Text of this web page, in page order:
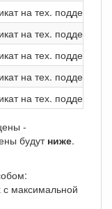
на тех. поддержку
на тех. поддержку
на тех. поддержку
на тех. поддержку
на тех. поддержку
-
будут ниже.
максимальной